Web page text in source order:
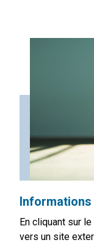
Informations
En cliquant sur
vers un site